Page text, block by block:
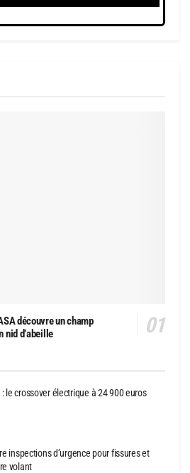
découvre un champ
nid d’abeille
le crossover électrique à 24 900 euros
inspections d’urgence pour fissures et
volant